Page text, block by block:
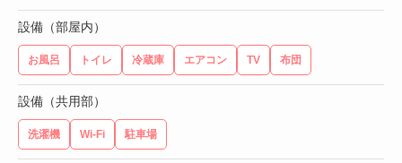
設備（部屋内）
お風呂 トイレ 冷蔵庫 エアコン TV 布団
設備（共用部）
洗濯機 Wi-Fi 駐車場